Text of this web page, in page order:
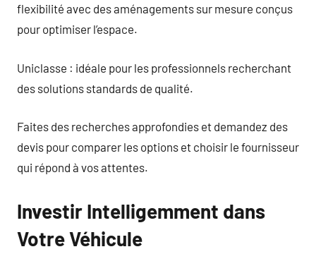
flexibilité avec des aménagements sur mesure conçus
pour optimiser l’espace.
Uniclasse : idéale pour les professionnels recherchant
des solutions standards de qualité.
Faites des recherches approfondies et demandez des
devis pour comparer les options et choisir le fournisseur
qui répond à vos attentes.
Investir Intelligemment dans
Votre Véhicule